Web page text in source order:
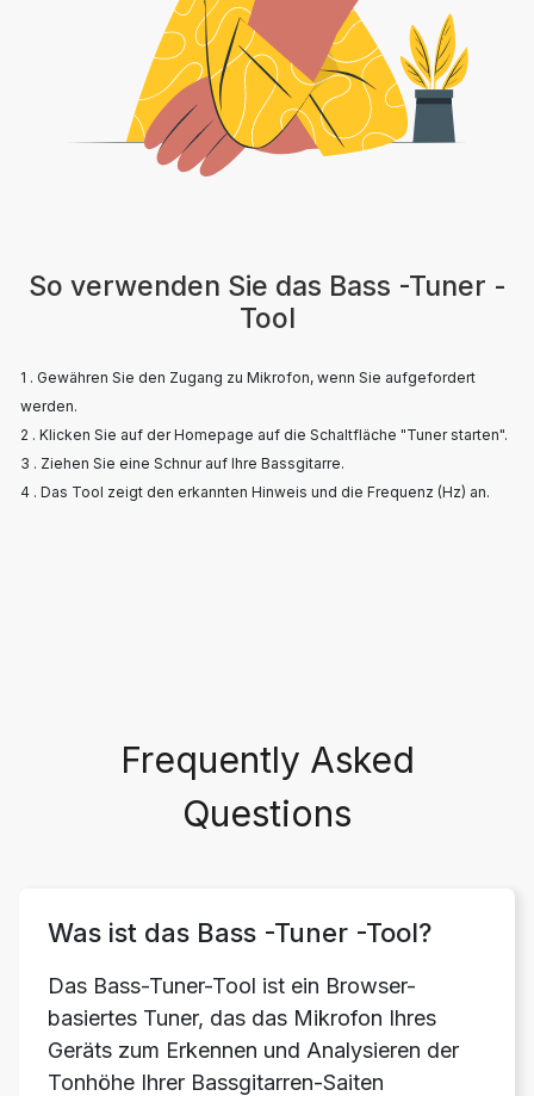
So verwenden Sie das Bass -Tuner -
Tool
1 . Gewähren Sie den Zugang zu Mikrofon, wenn Sie aufgefordert
werden.
2 . Klicken Sie auf der Homepage auf die Schaltfläche "Tuner starten".
3 . Ziehen Sie eine Schnur auf Ihre Bassgitarre.
4 . Das Tool zeigt den erkannten Hinweis und die Frequenz (Hz) an.
Frequently Asked
Questions
Was ist das Bass -Tuner -Tool?
Das Bass-Tuner-Tool ist ein Browser-
basiertes Tuner, das das Mikrofon Ihres
Geräts zum Erkennen und Analysieren der
Tonhöhe Ihrer Bassgitarren-Saiten